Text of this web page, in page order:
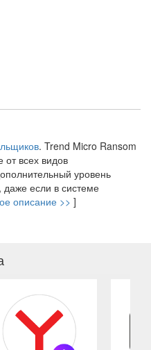
. Trend Micro Ransom
всех видов
уровень
если в системе
описание >> ]